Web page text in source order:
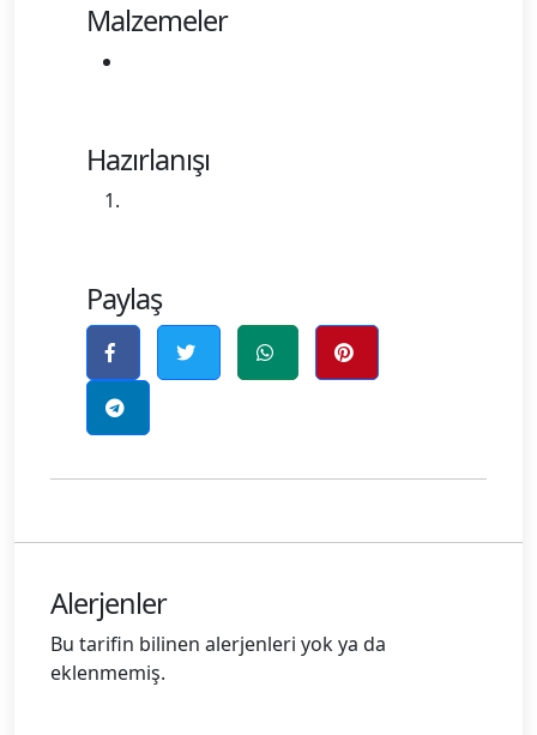
Malzemeler
Hazırlanışı
Paylaş
Alerjenler
Bu tarifin bilinen alerjenleri yok ya da
eklenmemiş.